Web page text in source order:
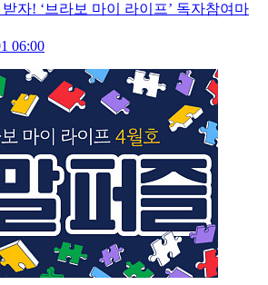
자! ‘브라보 마이 라이프’ 독자참여마
06:00